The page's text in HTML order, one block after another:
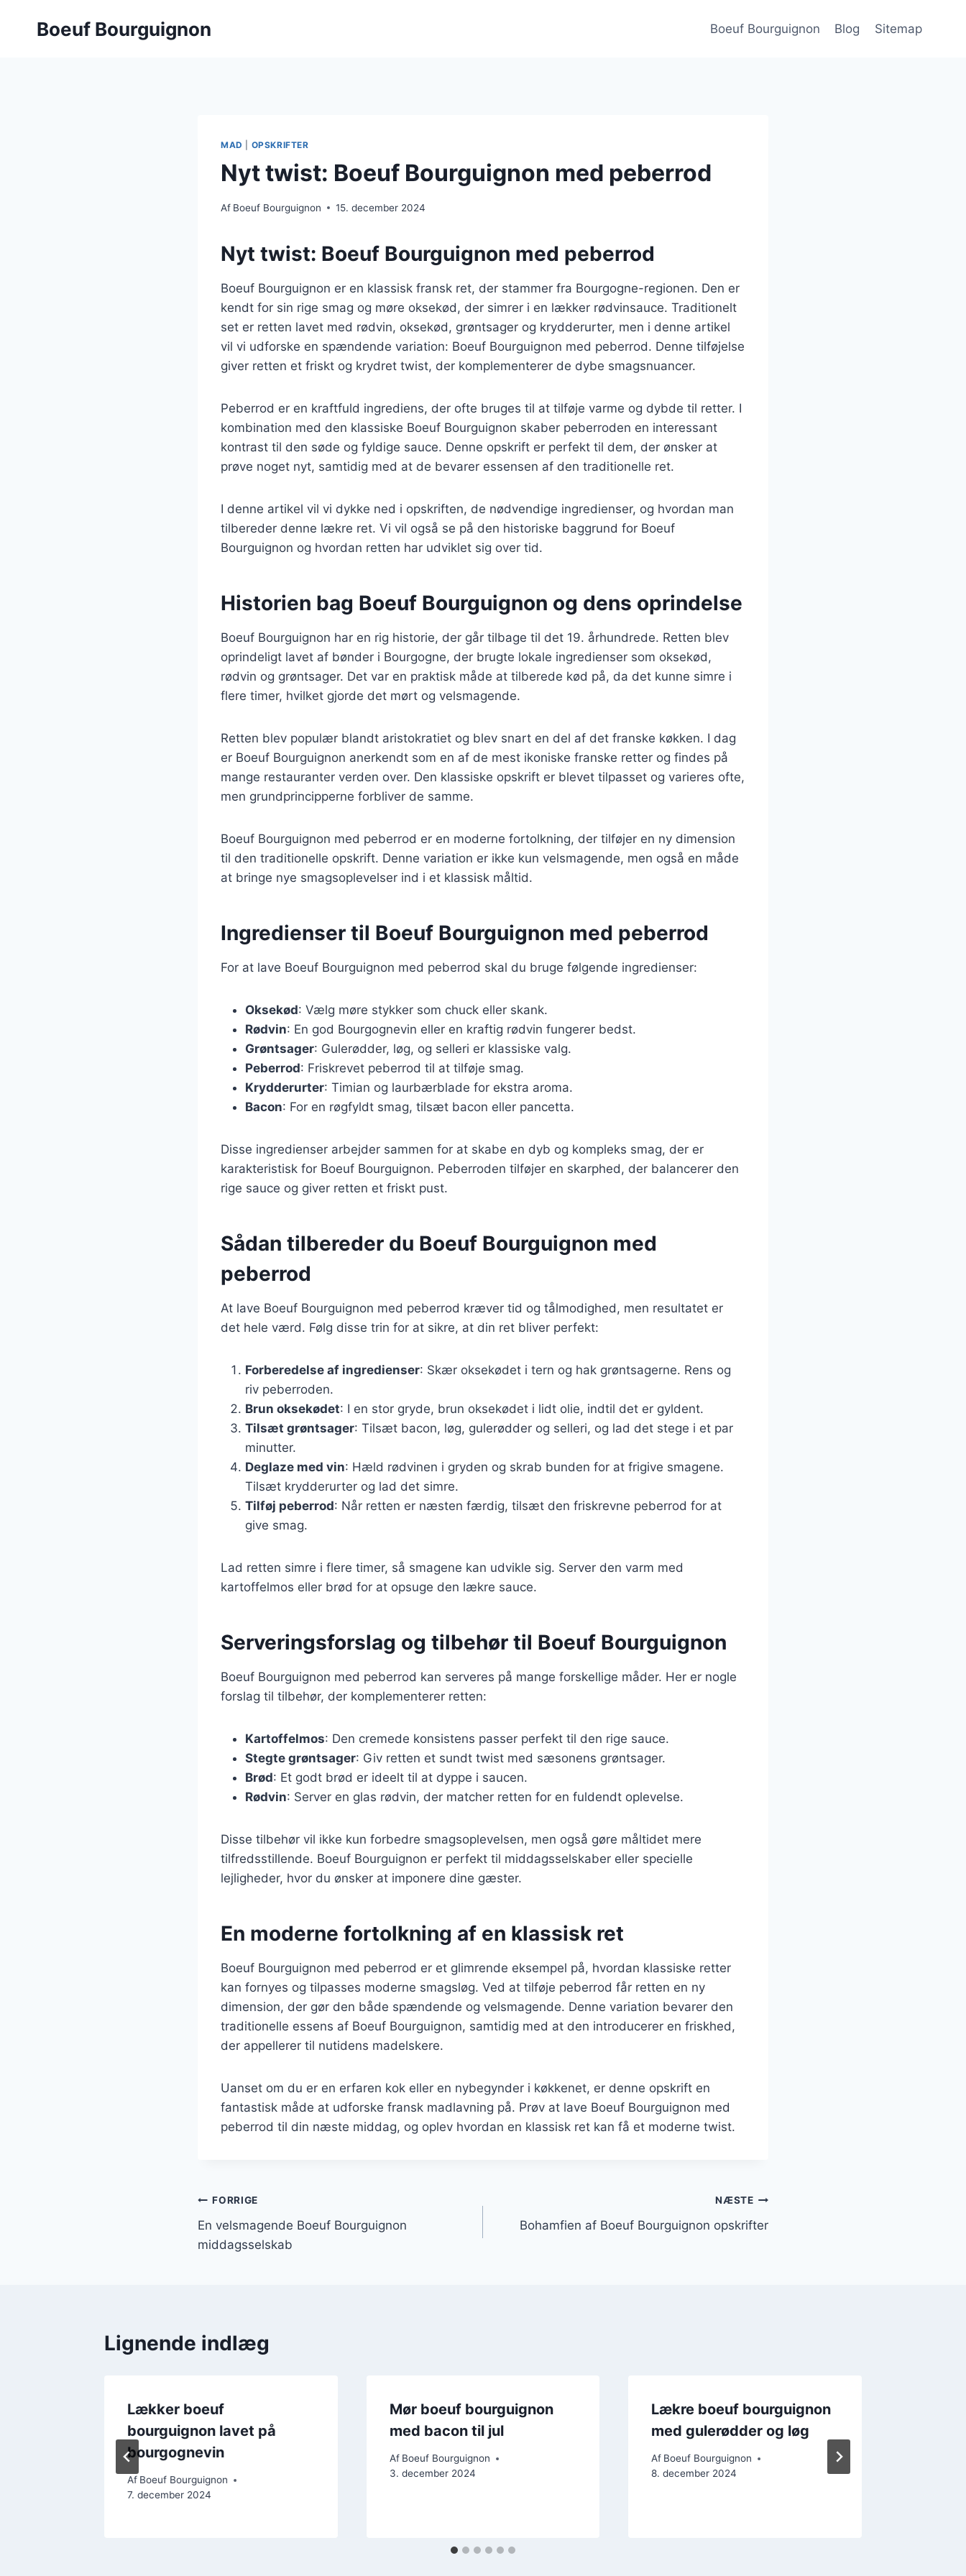
Boeuf Bourguignon Boeuf Bourguignon Blog Sitemap
MAD OPSKRIFTER
Nyt twist: Boeuf Bourguignon med peberrod
Af Boeuf Bourguignon 15. december 2024
Nyt twist: Boeuf Bourguignon med peberrod
Boeuf Bourguignon er en klassisk fransk ret, der stammer fra Bourgogne-regionen. Den er
kendt for sin rige smag og møre oksekød, der simrer i en lækker rødvinsauce. Traditionelt
set er retten lavet med rødvin, oksekød, grøntsager og krydderurter, men i denne artikel
vil vi udforske en spændende variation: Boeuf Bourguignon med peberrod. Denne tilføjelse
giver retten et friskt og krydret twist, der komplementerer de dybe smagsnuancer.
Peberrod er en kraftfuld ingrediens, der ofte bruges til at tilføje varme og dybde til retter. I
kombination med den klassiske Boeuf Bourguignon skaber peberroden en interessant
kontrast til den søde og fyldige sauce. Denne opskrift er perfekt til dem, der ønsker at
prøve noget nyt, samtidig med at de bevarer essensen af den traditionelle ret.
I denne artikel vil vi dykke ned i opskriften, de nødvendige ingredienser, og hvordan man
tilbereder denne lækre ret. Vi vil også se på den historiske baggrund for Boeuf
Bourguignon og hvordan retten har udviklet sig over tid.
Historien bag Boeuf Bourguignon og dens oprindelse
Boeuf Bourguignon har en rig historie, der går tilbage til det 19. århundrede. Retten blev
oprindeligt lavet af bønder i Bourgogne, der brugte lokale ingredienser som oksekød,
rødvin og grøntsager. Det var en praktisk måde at tilberede kød på, da det kunne simre i
flere timer, hvilket gjorde det mørt og velsmagende.
Retten blev populær blandt aristokratiet og blev snart en del af det franske køkken. I dag
er Boeuf Bourguignon anerkendt som en af de mest ikoniske franske retter og findes på
mange restauranter verden over. Den klassiske opskrift er blevet tilpasset og varieres ofte,
men grundprincipperne forbliver de samme.
Boeuf Bourguignon med peberrod er en moderne fortolkning, der tilføjer en ny dimension
til den traditionelle opskrift. Denne variation er ikke kun velsmagende, men også en måde
at bringe nye smagsoplevelser ind i et klassisk måltid.
Ingredienser til Boeuf Bourguignon med peberrod
For at lave Boeuf Bourguignon med peberrod skal du bruge følgende ingredienser:
Oksekød: Vælg møre stykker som chuck eller skank.
Rødvin: En god Bourgognevin eller en kraftig rødvin fungerer bedst.
Grøntsager: Gulerødder, løg, og selleri er klassiske valg.
Peberrod: Friskrevet peberrod til at tilføje smag.
Krydderurter: Timian og laurbærblade for ekstra aroma.
Bacon: For en røgfyldt smag, tilsæt bacon eller pancetta.
Disse ingredienser arbejder sammen for at skabe en dyb og kompleks smag, der er
karakteristisk for Boeuf Bourguignon. Peberroden tilføjer en skarphed, der balancerer den
rige sauce og giver retten et friskt pust.
Sådan tilbereder du Boeuf Bourguignon med
peberrod
At lave Boeuf Bourguignon med peberrod kræver tid og tålmodighed, men resultatet er
det hele værd. Følg disse trin for at sikre, at din ret bliver perfekt:
Forberedelse af ingredienser: Skær oksekødet i tern og hak grøntsagerne. Rens og
riv peberroden.
Brun oksekødet: I en stor gryde, brun oksekødet i lidt olie, indtil det er gyldent.
Tilsæt grøntsager: Tilsæt bacon, løg, gulerødder og selleri, og lad det stege i et par
minutter.
Deglaze med vin: Hæld rødvinen i gryden og skrab bunden for at frigive smagene.
Tilsæt krydderurter og lad det simre.
Tilføj peberrod: Når retten er næsten færdig, tilsæt den friskrevne peberrod for at
give smag.
Lad retten simre i flere timer, så smagene kan udvikle sig. Server den varm med
kartoffelmos eller brød for at opsuge den lækre sauce.
Serveringsforslag og tilbehør til Boeuf Bourguignon
Boeuf Bourguignon med peberrod kan serveres på mange forskellige måder. Her er nogle
forslag til tilbehør, der komplementerer retten:
Kartoffelmos: Den cremede konsistens passer perfekt til den rige sauce.
Stegte grøntsager: Giv retten et sundt twist med sæsonens grøntsager.
Brød: Et godt brød er ideelt til at dyppe i saucen.
Rødvin: Server en glas rødvin, der matcher retten for en fuldendt oplevelse.
Disse tilbehør vil ikke kun forbedre smagsoplevelsen, men også gøre måltidet mere
tilfredsstillende. Boeuf Bourguignon er perfekt til middagsselskaber eller specielle
lejligheder, hvor du ønsker at imponere dine gæster.
En moderne fortolkning af en klassisk ret
Boeuf Bourguignon med peberrod er et glimrende eksempel på, hvordan klassiske retter
kan fornyes og tilpasses moderne smagsløg. Ved at tilføje peberrod får retten en ny
dimension, der gør den både spændende og velsmagende. Denne variation bevarer den
traditionelle essens af Boeuf Bourguignon, samtidig med at den introducerer en friskhed,
der appellerer til nutidens madelskere.
Uanset om du er en erfaren kok eller en nybegynder i køkkenet, er denne opskrift en
fantastisk måde at udforske fransk madlavning på. Prøv at lave Boeuf Bourguignon med
peberrod til din næste middag, og oplev hvordan en klassisk ret kan få et moderne twist.
Indlægsnavigation
FORRIGE
En velsmagende Boeuf Bourguignon
middagsselskab
NÆSTE
Bohamfien af Boeuf Bourguignon opskrifter
Lignende indlæg
Lækker boeuf
bourguignon lavet på
bourgognevin
Af Boeuf Bourguignon
7. december 2024
Mør boeuf bourguignon
med bacon til jul
Af Boeuf Bourguignon
3. december 2024
Lækre boeuf bourguignon
med gulerødder og løg
Af Boeuf Bourguignon
8. december 2024